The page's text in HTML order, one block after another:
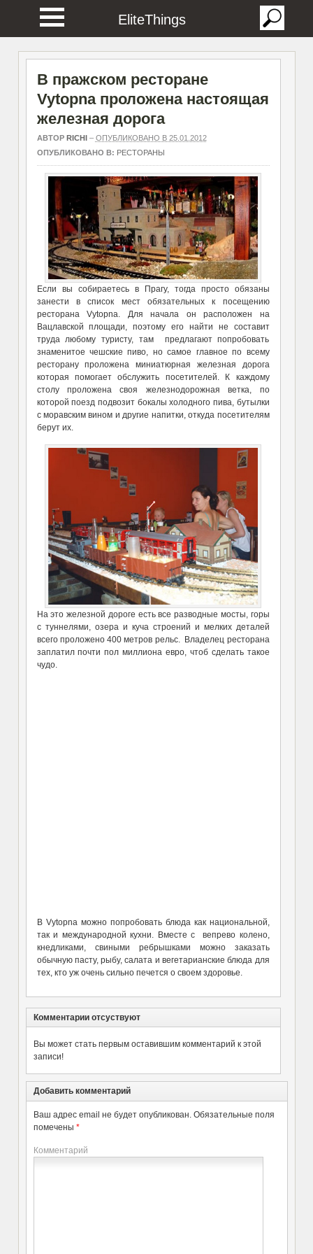
EliteThings
В пражском ресторане
Vytopna проложена настоящая
железная дорога
АВТОР RICHI– ОПУБЛИКОВАНО В 25.01.2012
ОПУБЛИКОВАНО В: РЕСТОРАНЫ
Если вы собираетесь в Прагу, тогда просто обязаны
занести в список мест обязательных к посещению
ресторана Vytopna. Для начала он расположен на
Вацлавской площади, поэтому его найти не составит
труда любому туристу, там предлагают попробовать
знаменитое чешские пиво, но самое главное по всему
ресторану проложена миниатюрная железная дорога
которая помогает обслужить посетителей. К каждому
столу проложена своя железнодорожная ветка, по
которой поезд подвозит бокалы холодного пива, бутылки
с моравским вином и другие напитки, откуда посетителям
берут их.
На это железной дороге есть все разводные мосты, горы
с туннелями, озера и куча строений и мелких деталей
всего проложено 400 метров рельс. Владелец ресторана
заплатил почти пол миллиона евро, чтоб сделать такое
чудо.
В Vytopna можно попробовать блюда как национальной,
так и международной кухни. Вместе с вепрево колено,
кнедликами, свиными ребрышками можно заказать
обычную пасту, рыбу, салата и вегетарианские блюда для
тех, кто уж очень сильно печется о своем здоровье.
Комментарии отсуствуют
Вы может стать первым оставившим комментарий к этой
записи!
Добавить комментарий
Ваш адрес email не будет опубликован. Обязательные поля
помечены *
Комментарий